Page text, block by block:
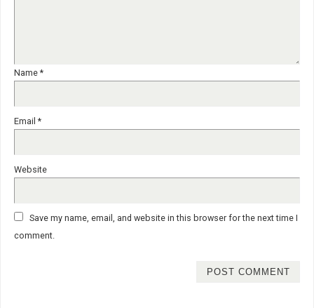
Name *
Email *
Website
Save my name, email, and website in this browser for the next time I
comment.